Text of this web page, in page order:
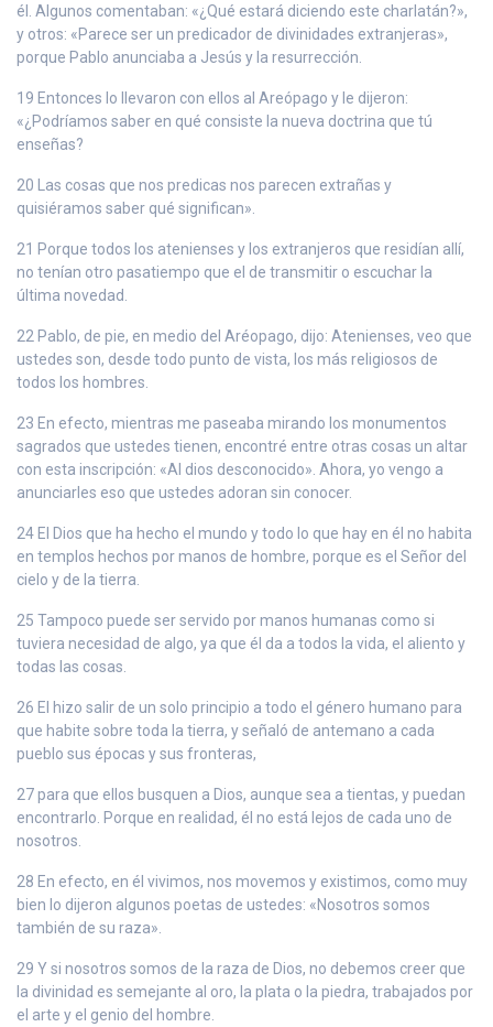
él. Algunos comentaban: «¿Qué estará diciendo este charlatán?»,
y otros: «Parece ser un predicador de divinidades extranjeras»,
porque Pablo anunciaba a Jesús y la resurrección.
19 Entonces lo llevaron con ellos al Areópago y le dijeron:
«¿Podríamos saber en qué consiste la nueva doctrina que tú
enseñas?
20 Las cosas que nos predicas nos parecen extrañas y
quisiéramos saber qué significan».
21 Porque todos los atenienses y los extranjeros que residían allí,
no tenían otro pasatiempo que el de transmitir o escuchar la
última novedad.
22 Pablo, de pie, en medio del Aréopago, dijo: Atenienses, veo que
ustedes son, desde todo punto de vista, los más religiosos de
todos los hombres.
23 En efecto, mientras me paseaba mirando los monumentos
sagrados que ustedes tienen, encontré entre otras cosas un altar
con esta inscripción: «Al dios desconocido». Ahora, yo vengo a
anunciarles eso que ustedes adoran sin conocer.
24 El Dios que ha hecho el mundo y todo lo que hay en él no habita
en templos hechos por manos de hombre, porque es el Señor del
cielo y de la tierra.
25 Tampoco puede ser servido por manos humanas como si
tuviera necesidad de algo, ya que él da a todos la vida, el aliento y
todas las cosas.
26 El hizo salir de un solo principio a todo el género humano para
que habite sobre toda la tierra, y señaló de antemano a cada
pueblo sus épocas y sus fronteras,
27 para que ellos busquen a Dios, aunque sea a tientas, y puedan
encontrarlo. Porque en realidad, él no está lejos de cada uno de
nosotros.
28 En efecto, en él vivimos, nos movemos y existimos, como muy
bien lo dijeron algunos poetas de ustedes: «Nosotros somos
también de su raza».
29 Y si nosotros somos de la raza de Dios, no debemos creer que
la divinidad es semejante al oro, la plata o la piedra, trabajados por
el arte y el genio del hombre.